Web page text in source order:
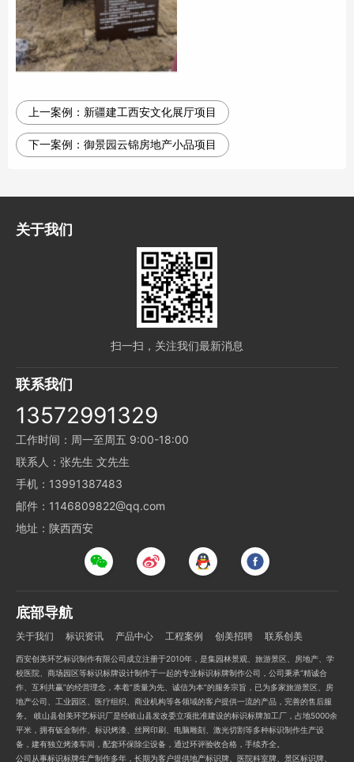
上一案例： 新疆建工西安文化展厅项目
下一案例： 御景园云锦房地产小品项目
关于我们
扫一扫，关注我们最新消息
联系我们
13572991329
工作时间：周一至周五 9:00-18:00
联系人：张先生 文先生
手机：13991387483
邮件：1146809822@qq.com
地址：陕西西安
底部导航
关于我们 标识资讯 产品中心 工程案例 创美招聘 联系创美
西安创美环艺标识制作有限公司成立注册于2010年，是集园林景观、旅游景区、房地产、学
校医院、商场园区等标识标牌设计制作于一起的专业标识标牌制作公司，公司秉承“精诚合
作、互利共赢”的经营理念，本着“质量为先、诚信为本”的服务宗旨，已为多家旅游景区、房
地产公司、工业园区、医疗组织、商业机构等各领域的客户提供一流的产品，完善的售后服
务。 岐山县创美环艺标识厂是经岐山县发改委立项批准建设的标识标牌加工厂，占地5000余
平米，拥有钣金制作、标识烤漆、丝网印刷、电脑雕刻、激光切割等多种标识制作生产设
备，建有独立烤漆车间，配套环保除尘设备，通过环评验收合格，手续齐全。
公司从事标识标牌生产制作多年，长期为客户提供地产标识牌、医院科室牌、景区标识牌、